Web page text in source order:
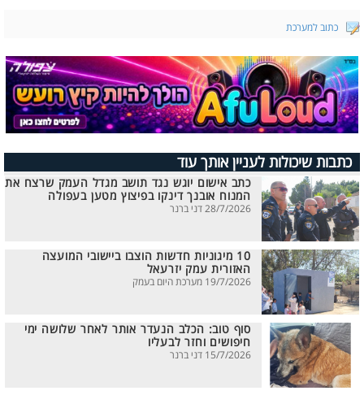
כתוב למערכת
כתבות שיכולות לעניין אותך עוד
כתב אישום יוגש נגד תושב מגדל העמק שרצח את
המנוח אובנך דינקו בפיצוץ מטען בעפולה
28/7/2026 דני ברנר
10 מיגוניות חדשות הוצבו ביישובי המועצה
האזורית עמק יזרעאל
19/7/2026 מערכת היום בעמק
סוף טוב: הכלב הנעדר אותר לאחר שלושה ימי
חיפושים וחזר לבעליו
15/7/2026 דני ברנר